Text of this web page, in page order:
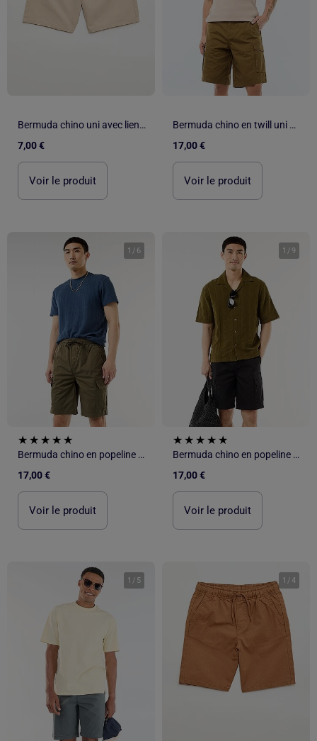
Bermuda chino uni avec liens de serrage
7,00 €
Voir le produit
Bermuda chino en twill uni multipoches
17,00 €
Voir le produit
1 / 6
Bermuda chino en popeline avec poches à rabat
17,00 €
Voir le produit
1 / 9
Bermuda chino en popeline avec poches à rabat
17,00 €
Voir le produit
1 / 5 1 /4